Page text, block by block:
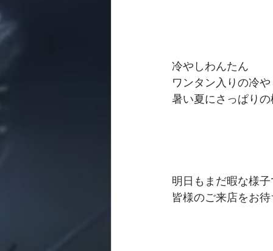
冷やしわんたん
ワンタン入りの冷
暑い夏にさっぱり
明日もまだ暇な様
皆様のご来店をお